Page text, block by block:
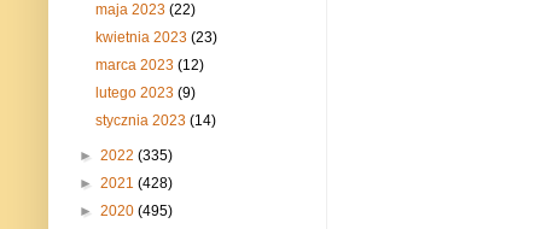
maja 2023(22)
kwietnia 2023(23)
marca 2023(12)
lutego 2023(9)
stycznia 2023(14)
► 2022 (335)
► 2021 (428)
► 2020 (495)